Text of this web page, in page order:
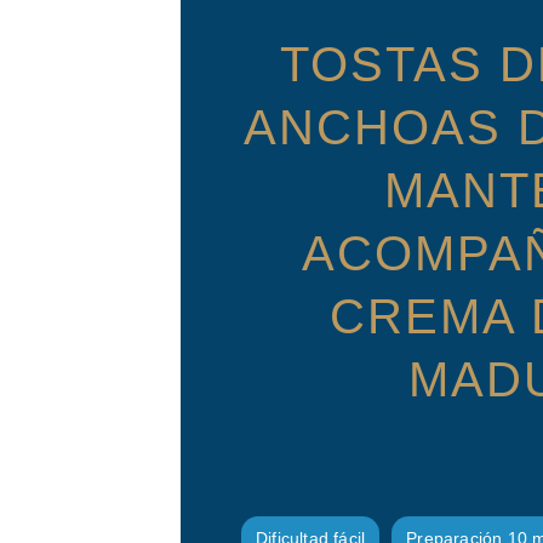
TOSTAS
ANCHOAS
CREMA
Dificultad fácil Preparación 10